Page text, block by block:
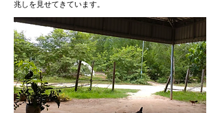
兆しを見せてきています。